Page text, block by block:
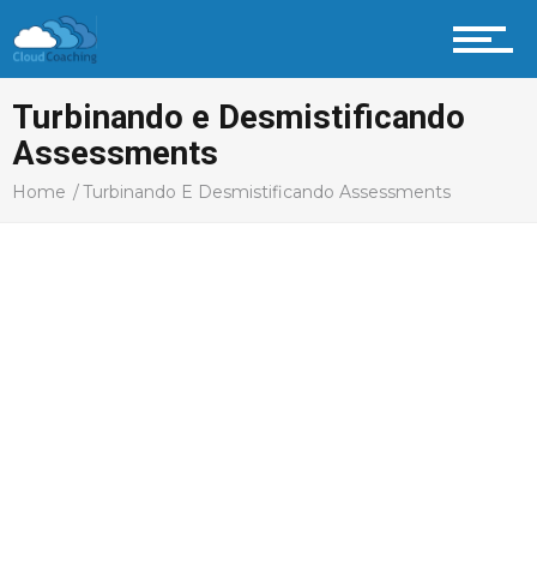
Turbinando e Desmistificando
Assessments
Home Turbinando E Desmistificando Assessments